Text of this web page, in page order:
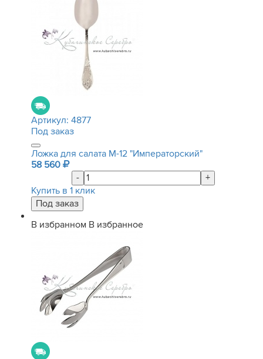
Артикул: 4877
Под заказ
Ложка для салата М-12 "Императорский"
58 560
-
+
Купить в 1 клик
В избранном В избранное